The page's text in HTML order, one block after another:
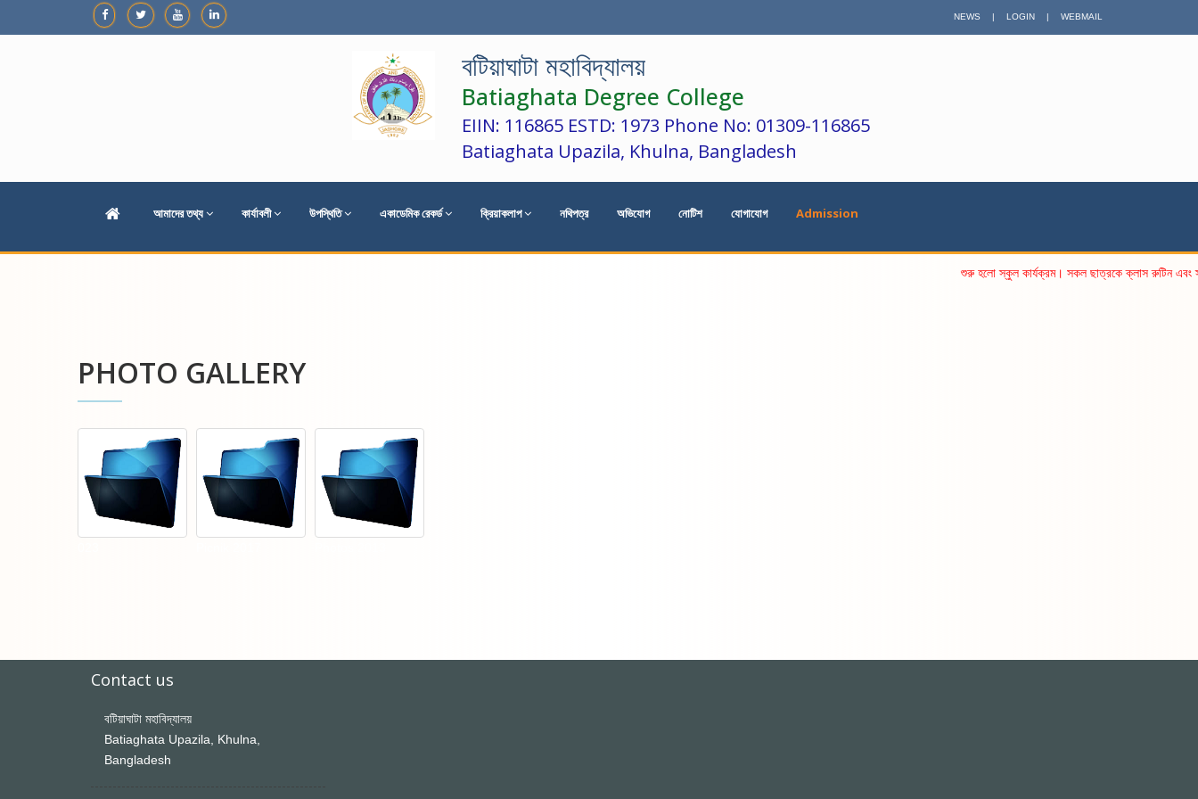
NEWS | LOGIN | WEBMAIL
বটিয়াঘাটা মহাবিদ্যালয়
Batiaghata Degree College
EIIN: 116865 ESTD: 1973 Phone No: 01309-116865
Batiaghata Upazila, Khulna, Bangladesh
আমাদের তথ্য কার্যাবলী উপস্থিতি একাডেমিক রেকর্ড ক্রিয়াকলাপ নথিপত্র অভিযোগ নোটিশ যোগাযোগ Admission
শুরু হলো স্কুল কার্যক্রম। সকল ছাত্রকে ক্লাস রুটিন এবং
PHOTO GALLERY
Contact us
বটিয়াঘাটা মহাবিদ্যালয়
Batiaghata Upazila, Khulna,
Bangladesh